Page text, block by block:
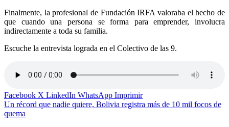
Finalmente, la profesional de Fundación IRFA valoraba el hecho de
que cuando una persona se forma para emprender, involucra
indirectamente a toda su familia.
Escuche la entrevista lograda en el Colectivo de las 9.
Facebook X LinkedIn WhatsApp Imprimir
Un récord que nadie quiere, Bolivia registra más de 10 mil focos de
quema